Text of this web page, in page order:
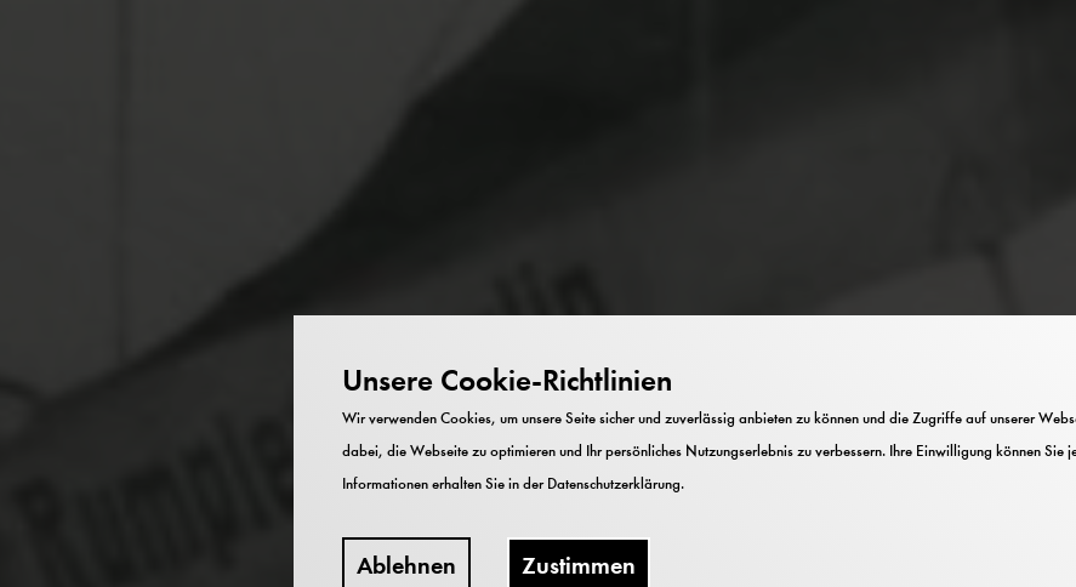
Unsere Cookie-Richtlinien
Wir verwenden Cookies, um unsere Seite sicher und zuverlässig anbieten zu können und die Zugriffe auf unserer
dabei, die Webseite zu optimieren und Ihr persönliches Nutzungserlebnis zu verbessern. Ihre Einwilligung können Sie
Informationen erhalten Sie in derDatenschutzerklärung.
Ablehnen Zustimmen